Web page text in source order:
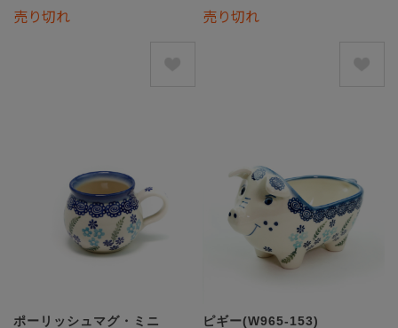
売り切れ
売り切れ
ポーリッシュマグ・ミニ ピギー(W965-153)